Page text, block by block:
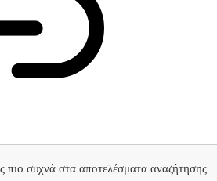
πιο συχνά στα αποτελέσματα αναζήτησης